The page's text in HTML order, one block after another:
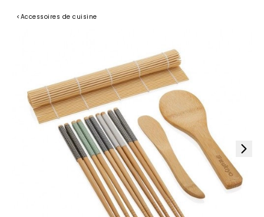
< Accessoires de cuisine